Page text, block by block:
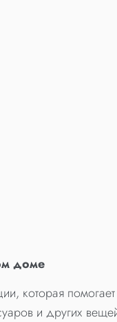
доме
которая
и других